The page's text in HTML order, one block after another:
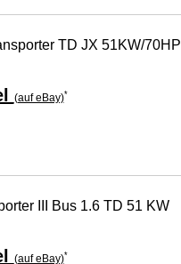
TD JX 51KW/70HP
(auf eBay)*
III Bus 1.6 TD 51 KW
(auf eBay)*